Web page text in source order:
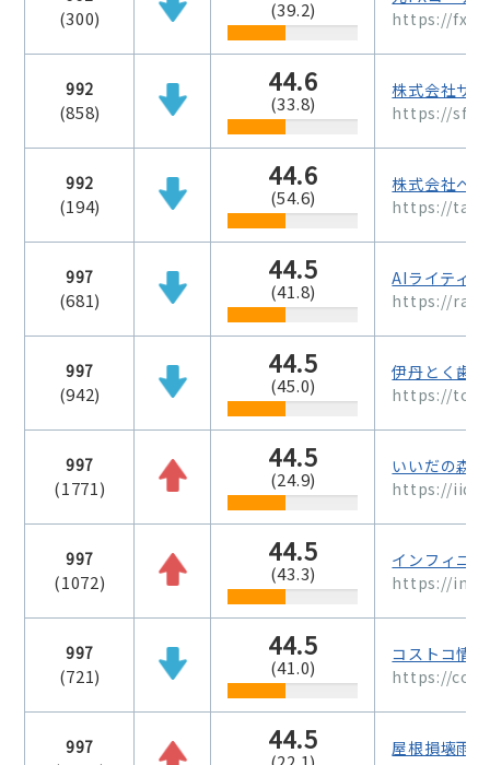
(300) (39.2)
https://fx-
992
(858)
44.6
(33.8)
株式会社サ
https://
992
(194)
44.6
(54.6)
株式会社ベ
https://
997
(681)
44.5
(41.8)
AIライティ
https://
997
(942)
44.5
(45.0)
伊丹とく歯科
https://
997
(1771)
44.5
(24.9)
いいだの森
https://
997
(1072)
44.5
(43.3)
インフィニ
https://
997
(721)
44.5
(41.0)
コストコ情
https://
997 44.5
屋根損壊雨